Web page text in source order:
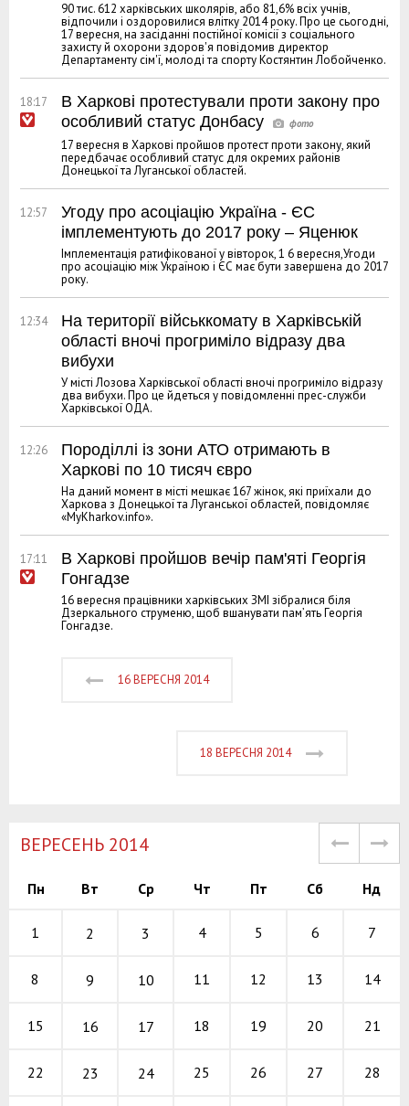
90 тис. 612 харківських школярів, або 81,6% всіх учнів,
відпочили і оздоровилися влітку 2014 року. Про це сьогодні,
17 вересня, на засіданні постійної комісії з соціального
захисту й охорони здоров'я повідомив директор
Департаменту сім'ї, молоді та спорту Костянтин Лобойченко.
18:17
В Харкові протестували проти закону про
особливий статус Донбасу
17 вересня в Харкові пройшов протест проти закону, який
передбачає особливий статус для окремих районів
Донецької та Луганської областей.
12:57
Угоду про асоціацію Україна - ЄС
імплементують до 2017 року – Яценюк
Імплементація ратифікованої у вівторок, 1 6 вересня,Угоди
про асоціацію між Україною і ЄС має бути завершена до 2017
року.
12:34
На території військкомату в Харківській
області вночі прогриміло відразу два
вибухи
У місті Лозова Харківської області вночі прогриміло відразу
два вибухи. Про це йдеться у повідомленні прес-служби
Харківської ОДА.
12:26
Породіллі із зони АТО отримають в
Харкові по 10 тисяч євро
На даний момент в місті мешкає 167 жінок, які приїхали до
Харкова з Донецької та Луганської областей, повідомляє
«MyKharkov.info».
17:11
В Харкові пройшов вечір пам'яті Георгія
Гонгадзе
16 вересня працівники харківських ЗМІ зібралися біля
Дзеркального струменю, щоб вшанувати пам’ять Георгія
Гонгадзе.
16 ВЕРЕСНЯ 2014
18 ВЕРЕСНЯ 2014
ВЕРЕСЕНЬ 2014
Пн Вт Ср Чт Пт Сб Нд
1 2 3 4 5 6 7
8 9 10 11 12 13 14
15 16 17 18 19 20 21
22 23 24 25 26 27 28